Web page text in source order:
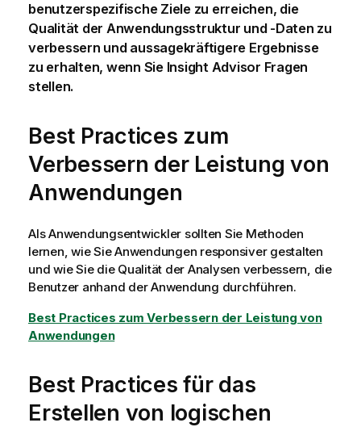
benutzerspezifische Ziele zu erreichen, die
Qualität der Anwendungsstruktur und -Daten zu
verbessern und aussagekräftigere Ergebnisse
zu erhalten, wenn Sie Insight Advisor Fragen
stellen.
Best Practices zum
Verbessern der Leistung von
Anwendungen
Als Anwendungsentwickler sollten Sie Methoden
lernen, wie Sie Anwendungen responsiver gestalten
und wie Sie die Qualität der Analysen verbessern, die
Benutzer anhand der Anwendung durchführen.
Best Practices zum Verbessern der Leistung von
Anwendungen
Best Practices für das
Erstellen von logischen